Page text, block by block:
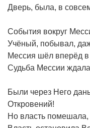
Дверь, была, в
События вокруг
Учёный, побывал,
Мессия шёл вперёд
Судьба Мессии
Были через Него
Откровений!
Но власть